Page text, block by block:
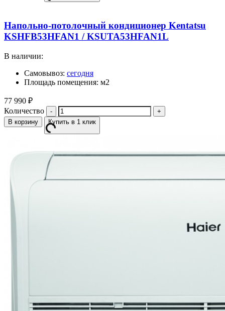
Напольно-потолочный кондиционер Kentatsu
KSHFB53HFAN1 / KSUTA53HFAN1L
В наличии:
Самовывоз: сегодня
Площадь помещения: м2
77 990 ₽
Количество
В корзину Купить в 1 клик